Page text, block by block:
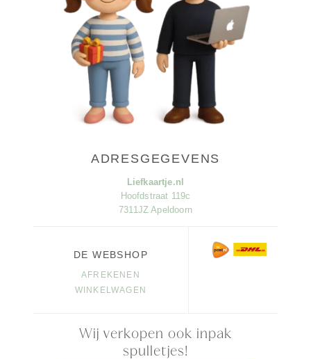
ADRESGEGEVENS
Liefkaartje.nl
Hoofdstraat 119c
7311JZ Apeldoorn
DE WEBSHOP
AFREKENEN
WINKELWAGEN
Wij verkopen ook inpak
spulletjes!